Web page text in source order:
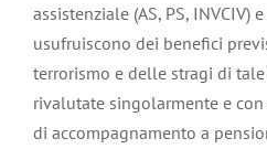
assistenziale (AS, PS, INVCIV)
usufruiscono dei benefici
terrorismo e delle stragi di
rivalutate singolarmente e
di accompagnamento a